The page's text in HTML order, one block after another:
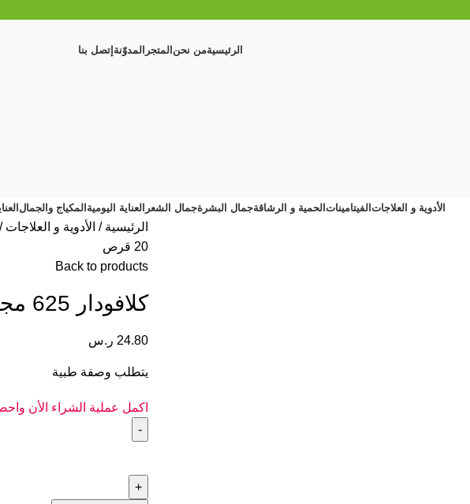
الرئيسيةمن نحن المتجر المدوّنة إتصل بنا
الأدوية و العلاجات الفيتامينات الحمية و الرشاقةجمال البشرةجمال الشعر العناية اليومية المكياج والجمال
الرئيسية الأدوية و العلاجات
20 قرص
Back to products
كلافودار 625 مجم 20 قرص
24.80 ر.س
يتطلب وصفة طبية
اكمل عملية الشراء الأن